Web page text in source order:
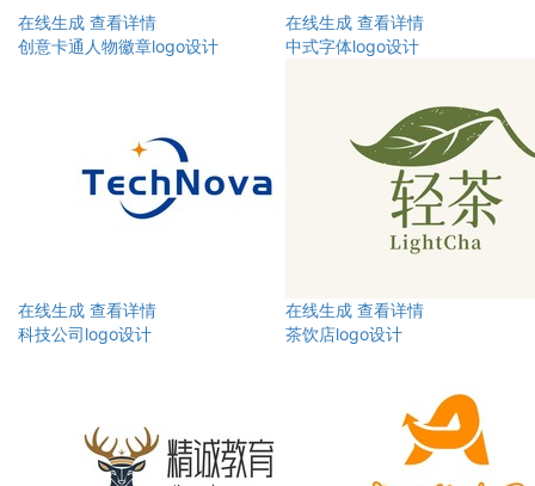
在线生成 查看详情
创意卡通人物徽章logo设计
在线生成 查看详情
中式字体logo设计
在线生成 查看详情
科技公司logo设计
在线生成 查看详情
茶饮店logo设计